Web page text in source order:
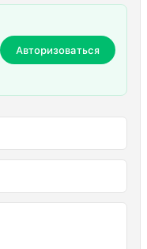
Авторизоваться